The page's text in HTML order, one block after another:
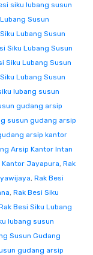
siku lubang susun
Susun
Lubang Susun
Siku Lubang Susun
Siku Lubang Susun
Lubang Susun
lubang susun
gudang arsip
susun gudang arsip
arsip kantor
Arsip Kantor Intan
Kantor Jayapura, Rak
, Rak Besi
, Rak Besi Siku
Besi Siku Lubang
lubang susun
Susun Gudang
gudang arsip